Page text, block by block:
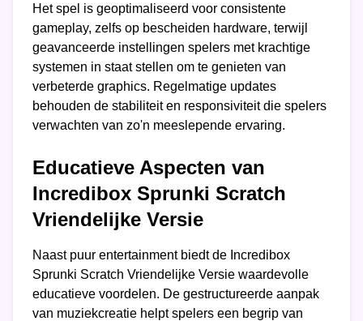
Het spel is geoptimaliseerd voor consistente
gameplay, zelfs op bescheiden hardware, terwijl
geavanceerde instellingen spelers met krachtige
systemen in staat stellen om te genieten van
verbeterde graphics. Regelmatige updates
behouden de stabiliteit en responsiviteit die spelers
verwachten van zo'n meeslepende ervaring.
Educatieve Aspecten van
Incredibox Sprunki Scratch
Vriendelijke Versie
Naast puur entertainment biedt de Incredibox
Sprunki Scratch Vriendelijke Versie waardevolle
educatieve voordelen. De gestructureerde aanpak
van muziekcreatie helpt spelers een begrip van